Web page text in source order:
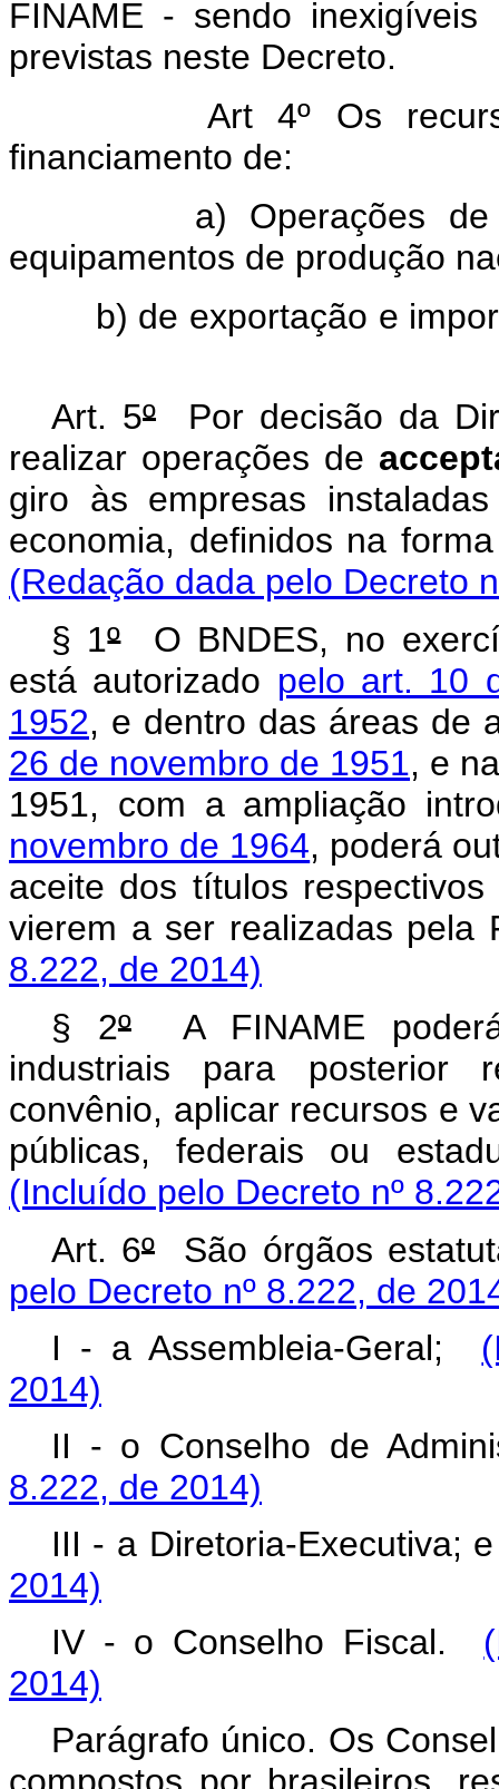
FINAME - sendo inexigíveis
previstas neste Decreto.
Art 4º Os
financiamento de:
a) Operações de
equipamentos de produção
b) de exportação e
Art. 5º Por decisão da
realizar operações de
giro às empresas
economia, definidos na
(Redação dada pelo Decreto
§ 1ºO BNDES, no
está autorizado pelo art. 10
1952, e dentro das áreas de
26 de novembro de 1951, e
1951, com a ampliação
novembro de 1964, poderá
aceite dos títulos
vierem a ser realizadas
8.222, de 2014)
§ 2ºA FINAME poderá
industriais para posterior
convênio, aplicar recursos e
públicas, federais ou
(Incluído pelo Decreto nº
Art. 6ºSão órgãos
pelo Decreto nº 8.222, de
I - a Assembleia-Geral;
2014)
II - o Conselho de
8.222, de 2014)
III - a Diretoria-Executiva;
2014)
IV - o Conselho Fiscal.
2014)
Parágrafo único. Os